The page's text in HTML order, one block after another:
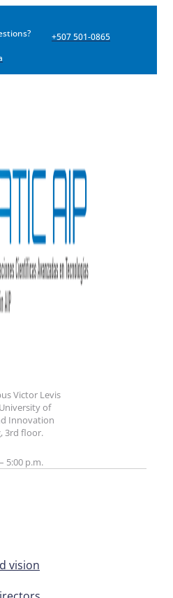
+507 501-0865
Victor Levis
of
Innovation
3rd floor.
5:00 p.m.
vision